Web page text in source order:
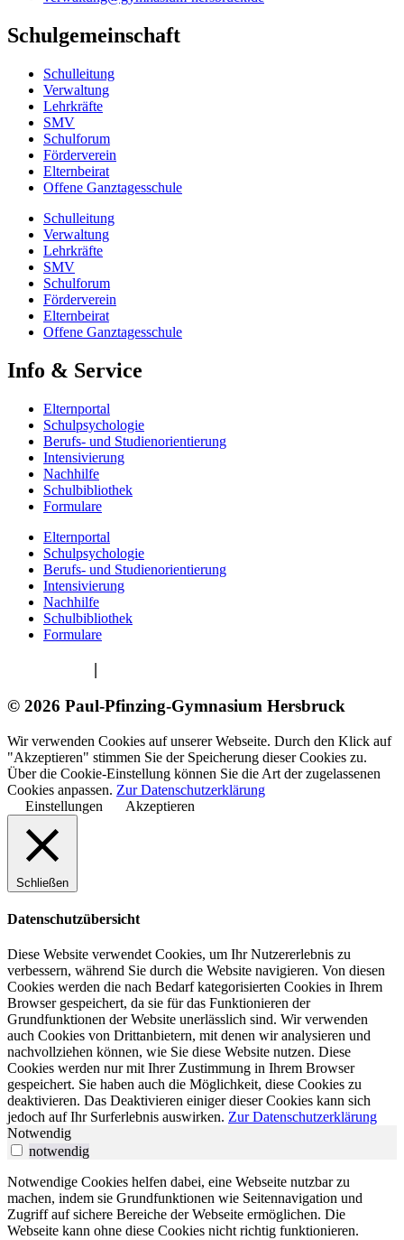
Schulgemeinschaft
Schulleitung
Verwaltung
Lehrkräfte
SMV
Schulforum
Förderverein
Elternbeirat
Offene Ganztagesschule
Schulleitung
Verwaltung
Lehrkräfte
SMV
Schulforum
Förderverein
Elternbeirat
Offene Ganztagesschule
Info & Service
Elternportal
Schulpsychologie
Berufs- und Studienorientierung
Intensivierung
Nachhilfe
Schulbibliothek
Formulare
Elternportal
Schulpsychologie
Berufs- und Studienorientierung
Intensivierung
Nachhilfe
Schulbibliothek
Formulare
|
© 2026 Paul-Pfinzing-Gymnasium Hersbruck
Wir verwenden Cookies auf unserer Webseite. Durch den Klick auf
"Akzeptieren" stimmen Sie der Speicherung dieser Cookies zu.
Über die Cookie-Einstellung können Sie die Art der zugelassenen
Cookies anpassen. Zur Datenschutzerklärung
Einstellungen
Akzeptieren
Schließen
Datenschutzübersicht
Diese Website verwendet Cookies, um Ihr Nutzererlebnis zu
verbessern, während Sie durch die Website navigieren. Von diesen
Cookies werden die nach Bedarf kategorisierten Cookies in Ihrem
Browser gespeichert, da sie für das Funktionieren der
Grundfunktionen der Website unerlässlich sind. Wir verwenden
auch Cookies von Drittanbietern, mit denen wir analysieren und
nachvollziehen können, wie Sie diese Website nutzen. Diese
Cookies werden nur mit Ihrer Zustimmung in Ihrem Browser
gespeichert. Sie haben auch die Möglichkeit, diese Cookies zu
deaktivieren. Das Deaktivieren einiger dieser Cookies kann sich
jedoch auf Ihr Surferlebnis auswirken. Zur Datenschutzerklärung
Notwendig
notwendig
Notwendige Cookies helfen dabei, eine Webseite nutzbar zu
machen, indem sie Grundfunktionen wie Seitennavigation und
Zugriff auf sichere Bereiche der Webseite ermöglichen. Die
Webseite kann ohne diese Cookies nicht richtig funktionieren.